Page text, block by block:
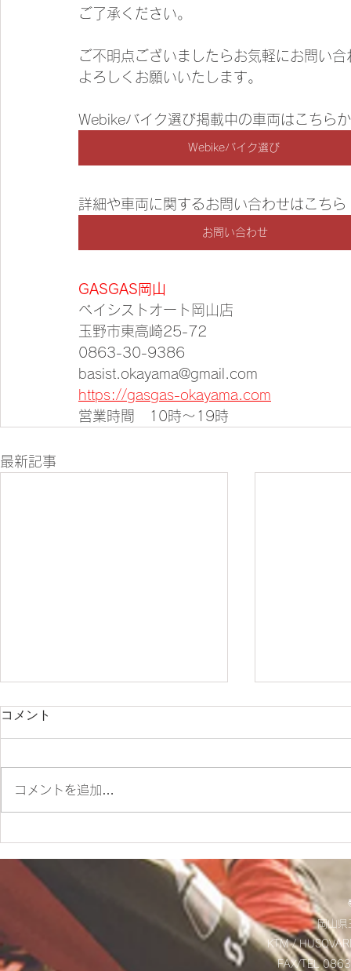
ご了承ください。
ご不明点ございましたらお気軽にお問い
よろしくお願いいたします。
Webikeバイク選び掲載中の車両はこちら
Webikeバイク選び
詳細や車両に関するお問い合わせはこちら
お問い合わせ
GASGAS岡山
ベイシストオート岡山店
玉野市東高崎25-72
0863-30-9386
basist.okayama@gmail.com
https://gasgas-okayama.com
営業時間　10時～19時
最新記事
✨SM700 2022 カスタム車
✨
☆9/20(土)
お知らせ☆
コメント
コメントを追加…
岡山
KTM /
FAX/TEL